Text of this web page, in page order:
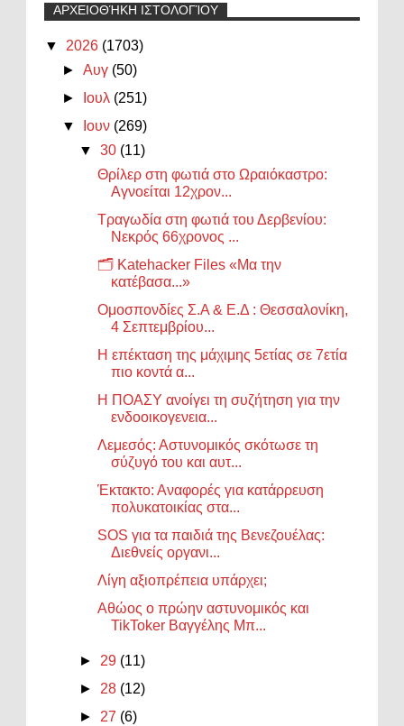
ΑΡΧΕΙΟΘΉΚΗ ΙΣΤΟΛΟΓΊΟΥ
▼ 2026 (1703)
►Αυγ (50)
►
Ιουλ (251)
▼
Ιουν (269)
▼30 (11)
Θρίλερ στη φωτιά στο Ωραιόκαστρο:
Αγνοείται 12χρον...
Τραγωδία στη φωτιά του Δερβενίου:
Νεκρός 66χρονος ...
🗂️ Katehacker Files «Μα την
κατέβασα...»
Ομοσπονδίες Σ.Α & Ε.Δ : Θεσσαλονίκη,
4 Σεπτεμβρίου...
Η επέκταση της μάχιμης 5ετίας σε 7ετία
πιο κοντά α...
Η ΠΟΑΣΥ ανοίγει τη συζήτηση για την
ενδοοικογενεια...
Λεμεσός: Αστυνομικός σκότωσε τη
σύζυγό του και αυτ...
Έκτακτο: Αναφορές για κατάρρευση
πολυκατοικίας στα...
SOS για τα παιδιά της Βενεζουέλας:
Διεθνείς οργανι...
Λίγη αξιοπρέπεια υπάρχει;
Αθώος ο πρώην αστυνομικός και
TikToker Βαγγέλης Μπ...
► 29 (11)
► 28 (12)
► 27 (6)